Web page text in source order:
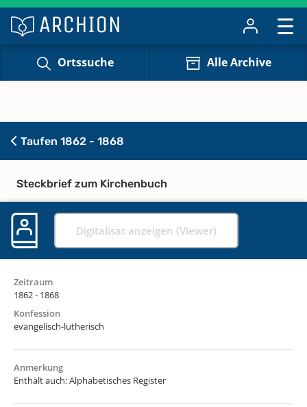
Ortssuche Alle Archive
Taufen 1862 - 1868
Steckbrief zum Kirchenbuch
Digitalisat anzeigen (Viewer)
Zeitraum
1862 - 1868
Konfession
evangelisch-lutherisch
Anmerkung
Enthält auch: Alphabetisches Register